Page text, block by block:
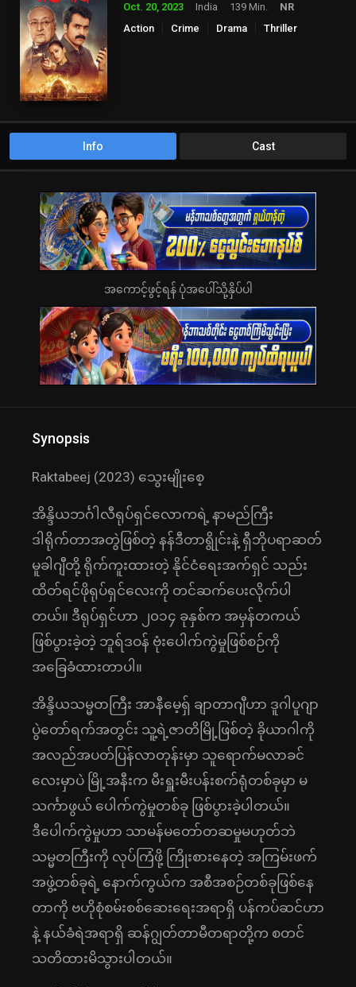
Oct. 20, 2023 India 139 Min.
NR
Action
Crime Drama Thriller
Info Cast
အကောင့်ဖွင့်ရန် ပုံအပေါ်သို့နှိပ်ပါ
Synopsis
Raktabeej (2023) သွေးမျိုးစေ့
အိန္ဒိယဘင်္ဂါလီရုပ်ရှင်လောကရဲ့ နာမည်ကြီး
ဒါရိုက်တာအတွဲဖြစ်တဲ့ နန်ဒီတာရွိုင်းနဲ့ ရှီဘိုပရာဆတ်
မူခါဂျီတို့ ရိုက်ကူးထားတဲ့ နိုင်ငံရေးအက်ရှင် သည်း
ထိတ်ရင်ဖိုရုပ်ရှင်လေးကို တင်ဆက်ပေးလိုက်ပါ
တယ်။ ဒီရုပ်ရှင်ဟာ ၂၀၁၄ ခုနှစ်က အမှန်တကယ်
ဖြစ်ပွားခဲ့တဲ့ ဘူရ်ဒဝန် ဗုံးပေါဂာ်ကွဲမှုဖြစ်စဉ်ကို
အခြေခံထားတာပါ။
အိန္ဒိယသမ္မဝာကြီး အာနီမေ့ရှ် ချာတာဂျီဟာ ဒူဂါပူဂျာ
ပွဲတော်ရက်အတွင်း သူ့ရဲ့ဇာတိမြို့ဖြစ်တဲ့ ခိုယာဂါကို
အလည်အပတ်ပြန်လာတုန်းမှာ သူရောက်မလာခင်
လေးမှာပဲ မြို့အနီးက မီးရှူးမီးပန်းစက်ရုံတစ်ခုမှာ မ
သင်္ကာဖွယ် ပေါဂာ်ကွဲမှုတစ်ခု ဖြစ်ပွားခဲ့ပါတယ်။
ဒီပေါက်ကွဲမှုဟာ သာမန်မတော်တဆမှုမဟုတ်ဘဲ
သမ္မတကြီးကို လုပ်ကြံဖို့ ကြိုးစားနေတဲ့ အကြမ်းဖက်
အဖွဲ့တစ်ခုရဲ့ နောက်ကွယ်က အစီအစဉ်တစ်ခုဖြစ်နေ
တာကို ဗဟိုစုံစမ်းစစ်ဆေးရေးအရာရှိ ပန်ကပ်ဆင်ဟာ
နဲ့ နယ်ခံရဲအရာရှိ ဆန်ဂျွတ်တာမီတရာတို့က စတင်
သတိထားမိသွားပါတယ်။